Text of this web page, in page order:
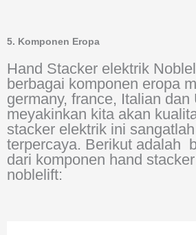
5. Komponen Eropa
Hand Stacker elektrik
berbagai komponen eropa
germany, france, Italian dan
meyakinkan kita akan
stacker elektrik ini
terpercaya. Berikut adalah
dari komponen hand
noblelift: